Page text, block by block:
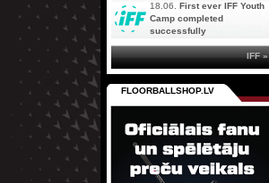
18.06. First ever IFF Youth
Camp completed
successfully
IFF »
FLOORBALLSHOP.LV